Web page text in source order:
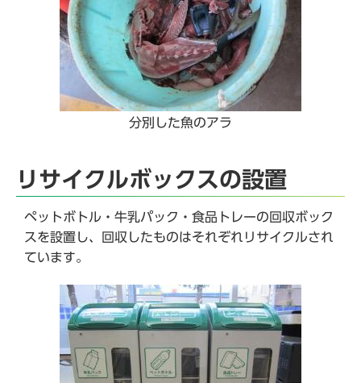
分別した魚のアラ
リサイクルボックスの設置
ペットボトル・牛乳パック・食品トレーの回収ボック
スを設置し、回収したものはそれぞれリサイクルされ
ています。